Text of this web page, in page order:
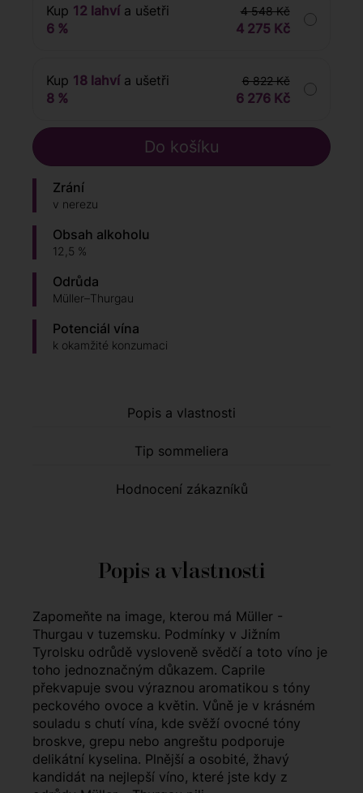
Kup 12 lahvía ušetři
6 %
4 548 Kč
4 275 Kč
Kup 18 lahvía ušetři
8 %
6 822 Kč
6 276 Kč
Zrání
v nerezu
Obsah alkoholu
12,5 %
Odrůda
Müller–Thurgau
Potenciál vína
k okamžité konzumaci
Popis a vlastnosti
Tip sommeliera
Hodnocení zákazníků
Popis a vlastnosti
Zapomeňte na image, kterou má Müller -
Thurgau v tuzemsku. Podmínky v Jižním
Tyrolsku odrůdě vysloveně svědčí a toto víno je
toho jednoznačným důkazem. Caprile
překvapuje svou výraznou aromatikou s tóny
peckového ovoce a květin. Vůně je v krásném
souladu s chutí vína, kde svěží ovocné tóny
broskve, grepu nebo angreštu podporuje
delikátní kyselina. Plnější a osobité, žhavý
kandidát na nejlepší víno, které jste kdy z